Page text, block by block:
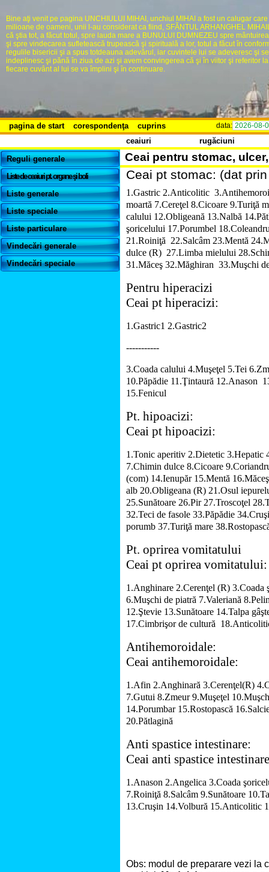
Bine aţi venit pe pagina UNCHIULUI MIHAI, unchiul MIHAI a fost un calugar
milioane de oameni, unii l-au considerat ca fiind, SFĂNTUL ARHANGHEL
că ştia tot, a făcut totul, spre lauda mare a BUNULUI DUMNEZEU spre
şi spre vindecarea sufletească trupească şi spirituală a lor, totul a făcut în
regulile bisericii şi a spus totdeauna adevărul, iar cuvintele lui se adeveresc şi se
indeplinesc şi pănă în ziua de azi şi avem convingerea că şi în viitor şi referitor
fiecare cuvânt al lui se va împlini şi în continuare.
pagina de start corespondenţa cuprins data: 2026-08-
ceaiuri
rugăciuni
Reguli generale
Liste de ceaiuri pt. organe şi boli
Liste generale
Liste speciale
Liste particulare
Vindecări generale
Vindecări speciale
Ceai pentru stomac,
Ceai pt stomac: (dat
1.Gastric 2.Anticolitic
moartă 7.Cereţel 8.Cicoare 9.Turiţă
calului 12.Obligeană 13.Nalbă
şoricelului 17.Porumbel
21.Roiniţă 22.Salcâm 23.Mentă
dulce (R) 27.Limba mielului
31.Măceş 32.Măghiran 33.Muşchi
Pentru hiperacizi
Ceai pt hiperacizi:
1.Gastric1 2.Gastric2
-----------
3.Coada calului 4.Muşeţel 5.Tei
10.Păpădie 11.Ţintaură 12.Anason
15.Fenicul
Pt. hipoacizi:
Ceai pt hipoacizi:
1.Tonic aperitiv 2.Dietetic 3.Hepatic
7.Chimin dulce 8.Cicoare
(com) 14.Ienupăr 15.Mentă 16.Măceş
alb 20.Obligeana (R) 21.Osul
25.Sunătoare 26.Pir 27.Troscoţel
32.Teci de fasole 33.Păpădie
porumb 37.Turiţă mare
Pt. oprirea vomitatului
Ceai pt oprirea vomitatului:
1.Anghinare 2.Cerenţel (R) 3.Coada
6.Muşchi de piatră 7.Valeriană
12.Ştevie 13.Sunătoare 14.Talpa
17.Cimbrişor de cultură
Antihemoroidale:
Ceai antihemoroidale:
1.Afin 2.Anghinară 3.Cerenţel(R)
7.Gutui 8.Zmeur 9.Muşeţel
14.Porumbar 15.Rostopască
20.Pătlagină
Anti spastice intestinare:
Ceai anti spastice
1.Anason 2.Angelica 3.Coada
7.Roiniţă 8.Salcâm 9.Sunătoare
13.Cruşin 14.Volbură 15.Anticolitic
Obs: modul de preparare vezi la